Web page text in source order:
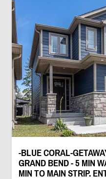
-BLUE CORAL-
GRAND BEND - 5 MIN
MIN TO MAIN STRIP.